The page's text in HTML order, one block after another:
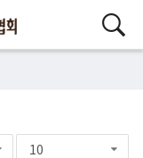
10